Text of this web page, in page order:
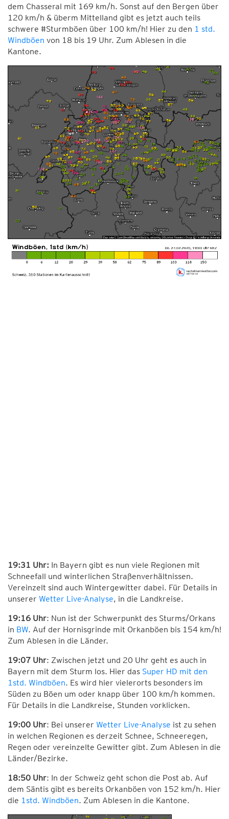
dem Chasseral mit 169 km/h. Sonst auf den Bergen über
120 km/h & überm Mittelland gibt es jetzt auch teils
schwere #Sturmböen über 100 km/h! Hier zu den 1 std.
Windböen von 18 bis 19 Uhr. Zum Ablesen in die
Kantone.
19:31 Uhr: In Bayern gibt es nun viele Regionen mit
Schneefall und winterlichen Straßenverhältnissen.
Vereinzelt sind auch Wintergewitter dabei. Für Details in
unserer Wetter Live-Analyse, in die Landkreise.
19:16 Uhr: Nun ist der Schwerpunkt des Sturms/Orkans
in BW. Auf der Hornisgrinde mit Orkanböen bis 154 km/h!
Zum Ablesen in die Länder.
19:07 Uhr: Zwischen jetzt und 20 Uhr geht es auch in
Bayern mit dem Sturm los. Hier das Super HD mit den
1std. Windböen. Es wird hier vielerorts besonders im
Süden zu Böen um oder knapp über 100 km/h kommen.
Für Details in die Landkreise, Stunden vorklicken.
19:00 Uhr: Bei unserer Wetter Live-Analyse ist zu sehen
in welchen Regionen es derzeit Schnee, Schneeregen,
Regen oder vereinzelte Gewitter gibt. Zum Ablesen in die
Länder/Bezirke.
18:50 Uhr: In der Schweiz geht schon die Post ab. Auf
dem Säntis gibt es bereits Orkanböen von 152 km/h. Hier
die 1std. Windböen. Zum Ablesen in die Kantone.